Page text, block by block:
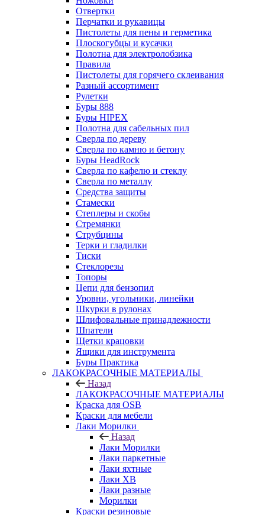
Отвертки
Перчатки и рукавицы
Пистолеты для пены и герметика
Плоскогубцы и кусачки
Полотна для электролобзика
Правила
Пистолеты для горячего склеивания
Разный ассортимент
Рулетки
Буры 888
Буры HIPEX
Полотна для сабельных пил
Сверла по дереву
Сверла по камню и бетону
Буры HeadRock
Сверла по кафелю и стеклу
Сверла по металлу
Средства защиты
Стамески
Степлеры и скобы
Стремянки
Струбцины
Терки и гладилки
Тиски
Стеклорезы
Топоры
Цепи для бензопил
Уровни, угольники, линейки
Шкурки в рулонах
Шлифовальные принадлежности
Шпатели
Щетки крацовки
Ящики для инструмента
Буры Практика
ЛАКОКРАСОЧНЫЕ МАТЕРИАЛЫ
Назад
ЛАКОКРАСОЧНЫЕ МАТЕРИАЛЫ
Краска для OSB
Краски для мебели
Лаки Морилки
Назад
Лаки Морилки
Лаки паркетные
Лаки яхтные
Лаки ХВ
Лаки разные
Морилки
Краски резиновые